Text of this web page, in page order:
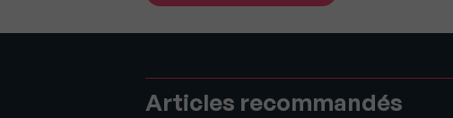
Articles recommandés